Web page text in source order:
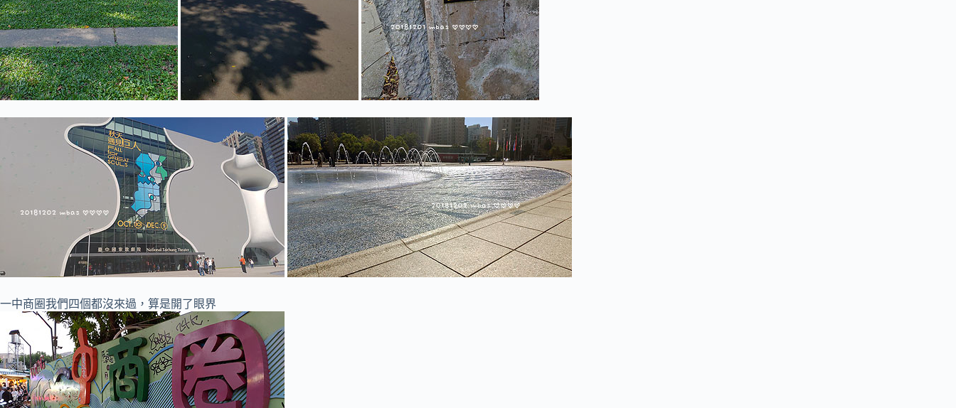
一中商圈我們四個都沒來過，算是開了眼界